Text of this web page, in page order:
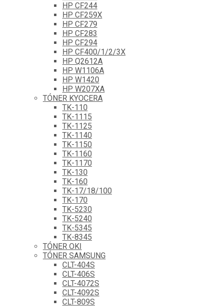
HP CF244
HP CF259X
HP CF279
HP CF283
HP CF294
HP CF400/1/2/3X
HP Q2612A
HP W1106A
HP W1420
HP W207XA
TÓNER KYOCERA
TK-110
TK-1115
TK-1125
TK-1140
TK-1150
TK-1160
TK-1170
TK-130
TK-160
TK-17/18/100
TK-170
TK-5230
TK-5240
TK-5345
TK-8345
TÓNER OKI
TÓNER SAMSUNG
CLT-404S
CLT-406S
CLT-4072S
CLT-4092S
CLT-809S